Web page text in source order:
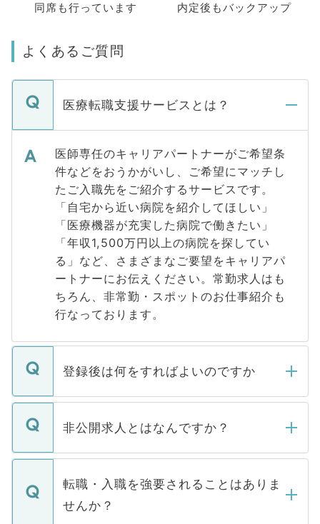
同席も行っています
内定後もバックアップ
よくあるご質問
医療転職支援サービスとは？
医師専任のキャリアパートナーがご希望条
件などをおうかがいし、ご希望にマッチし
たご入職先をご紹介するサービスです。
「自宅から近い病院を紹介してほしい」
「医療機器が充実した病院で働きたい」
「年収1,500万円以上の病院を探してい
る」など、さまざまなご要望をキャリアパ
ートナーにお伝えください。常勤求人はも
ちろん、非常勤・スポットのお仕事紹介も
行なっております。
登録後は何をすればよいのですか
ご登録いただきましたら、弊社担当者がご
登録内容を確認し、その後メールもしくは
ます。通常、5営業日以内にはご連絡をせて
いただきますので、しばらくお待ちくださ
い。
非公開求人とはなんですか？
マイナビDOCTORで取り扱っている求人の
うち約3割は、Webサイトからご覧いただ
けない「非公開求人」です。非公開求人は
下記の理由によって、一般には公開してい
転職・入職を強要されることはありま
せんか？